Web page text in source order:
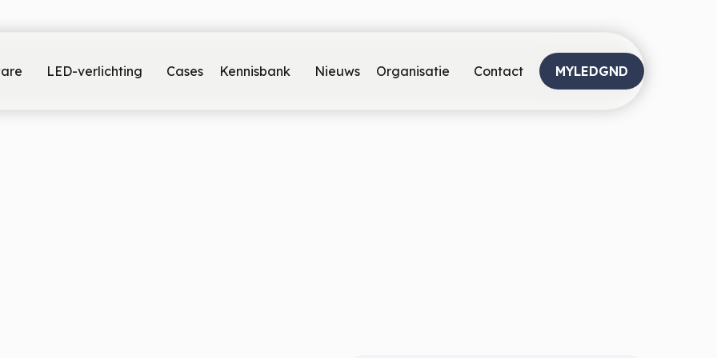
LED-verlichting MYLEDGND
Cases Kennisbank Nieuws Organisatie Contact